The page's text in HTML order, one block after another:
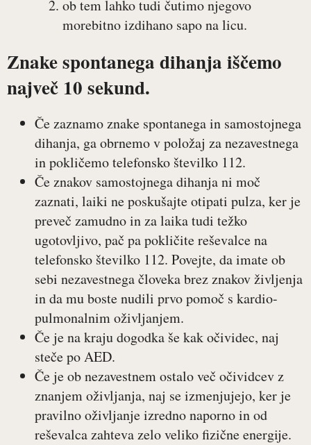
ob tem lahko tudi čutimo njegovo
morebitno izdihano sapo na licu.
Znake spontanega dihanja iščemo
največ 10 sekund.
Če zaznamo znake spontanega in samostojnega
dihanja, ga obrnemo v položaj za nezavestnega
in pokličemo telefonsko številko 112.
Če znakov samostojnega dihanja ni moč
zaznati, laiki ne poskušajte otipati pulza, ker je
preveč zamudno in za laika tudi težko
ugotovljivo, pač pa pokličite reševalce na
telefonsko številko 112. Povejte, da imate ob
sebi nezavestnega človeka brez znakov življenja
in da mu boste nudili prvo pomoč s kardio-
pulmonalnim oživljanjem.
Če je na kraju dogodka še kak očividec, naj
steče po AED.
Če je ob nezavestnem ostalo več očividcev z
znanjem oživljanja, naj se izmenjujejo, ker je
pravilno oživljanje izredno naporno in od
reševalca zahteva zelo veliko fizične energije.